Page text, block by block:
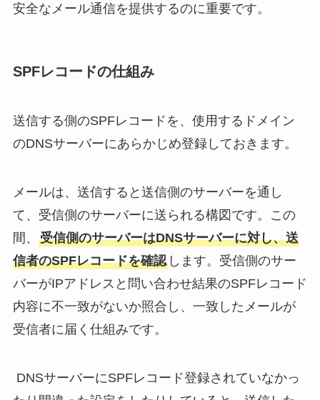
安全なメール通信を提供するのに重要です。
SPFレコードの仕組み
送信する側のSPFレコードを、使用するドメイン
のDNSサーバーにあらかじめ登録しておきます。
メールは、送信すると送信側のサーバーを通し
て、受信側のサーバーに送られる構図です。この
間、 受信側のサーバーはDNSサーバーに対し、送
信者のSPFレコードを確認します。受信側のサー
バーがIPアドレスと問い合わせ結果のSPFレコード
内容に不一致がないか照合し、一致したメールが
受信者に届く仕組みです。
DNSサーバーにSPFレコード登録されていなかっ